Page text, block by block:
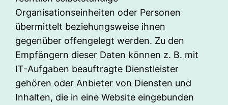
Organisationseinheiten oder Personen
übermittelt beziehungsweise ihnen
gegenüber offengelegt werden. Zu den
Empfängern dieser Daten können z. B. mit
IT-Aufgaben beauftragte Dienstleister
gehören oder Anbieter von Diensten und
Inhalten, die in eine Website eingebunden